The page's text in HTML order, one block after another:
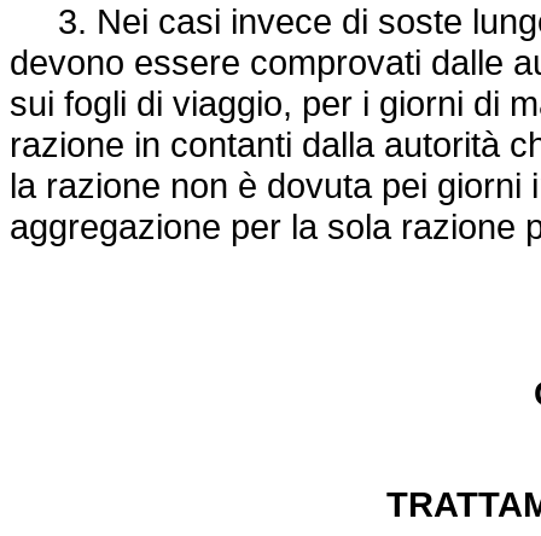
3. Nei casi invece di soste
devono essere comprovati dalle
sui fogli di viaggio, per i giorni di
razione in contanti dalla autorità
la razione non è dovuta pei
aggregazione per la sola razione